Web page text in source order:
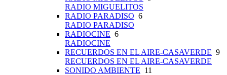
RADIO MIGUELITOS
RADIO PARADISO 6
RADIO PARADISO
RADIOCINE 6
RADIOCINE
RECUERDOS EN EL AIRE-CASAVERDE 9
RECUERDOS EN EL AIRE-CASAVERDE
SONIDO AMBIENTE 11